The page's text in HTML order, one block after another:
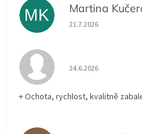
MK Martina
Hodnocení obchodu
21.7.2026
Hodnocení obchodu
24.6.2026
+ Ochota, rychlost, kvalitně